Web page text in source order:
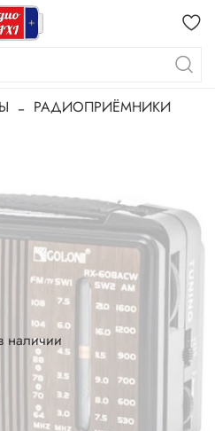
РАДИОПРИЁМНИКИ
наличии